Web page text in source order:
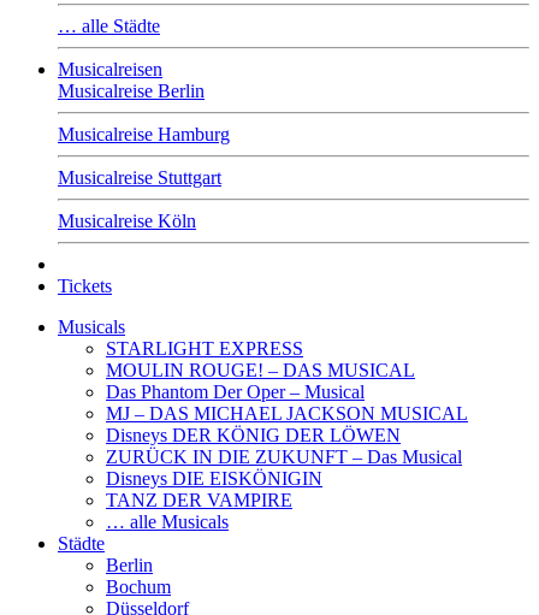
… alle Städte
Musicalreisen
Musicalreise Berlin
Musicalreise Hamburg
Musicalreise Stuttgart
Musicalreise Köln
Tickets
Musicals
STARLIGHT EXPRESS
MOULIN ROUGE! – DAS MUSICAL
Das Phantom Der Oper – Musical
MJ – DAS MICHAEL JACKSON MUSICAL
Disneys DER KÖNIG DER LÖWEN
ZURÜCK IN DIE ZUKUNFT – Das Musical
Disneys DIE EISKÖNIGIN
TANZ DER VAMPIRE
… alle Musicals
Städte
Berlin
Bochum
Düsseldorf